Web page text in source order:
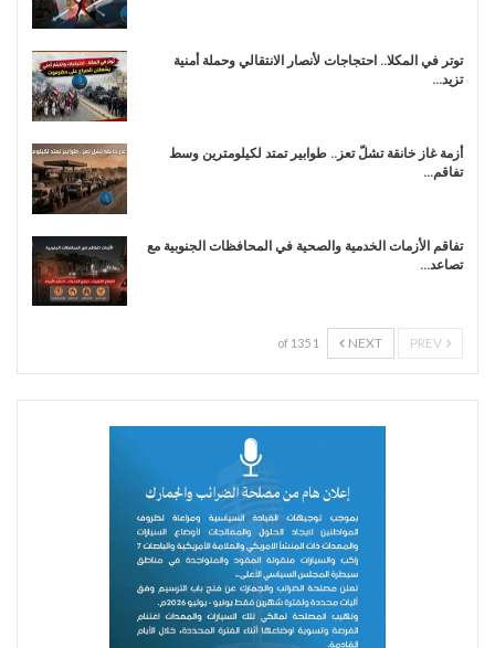
توتر في المكلا.. احتجاجات لأنصار الانتقالي وحملة أمنية
تزيد…
أزمة غاز خانقة تشلّ تعز.. طوابير تمتد لكيلومترين وسط
تفاقم…
تفاقم الأزمات الخدمية والصحية في المحافظات الجنوبية مع
تصاعد…
NEXT
1 of 135